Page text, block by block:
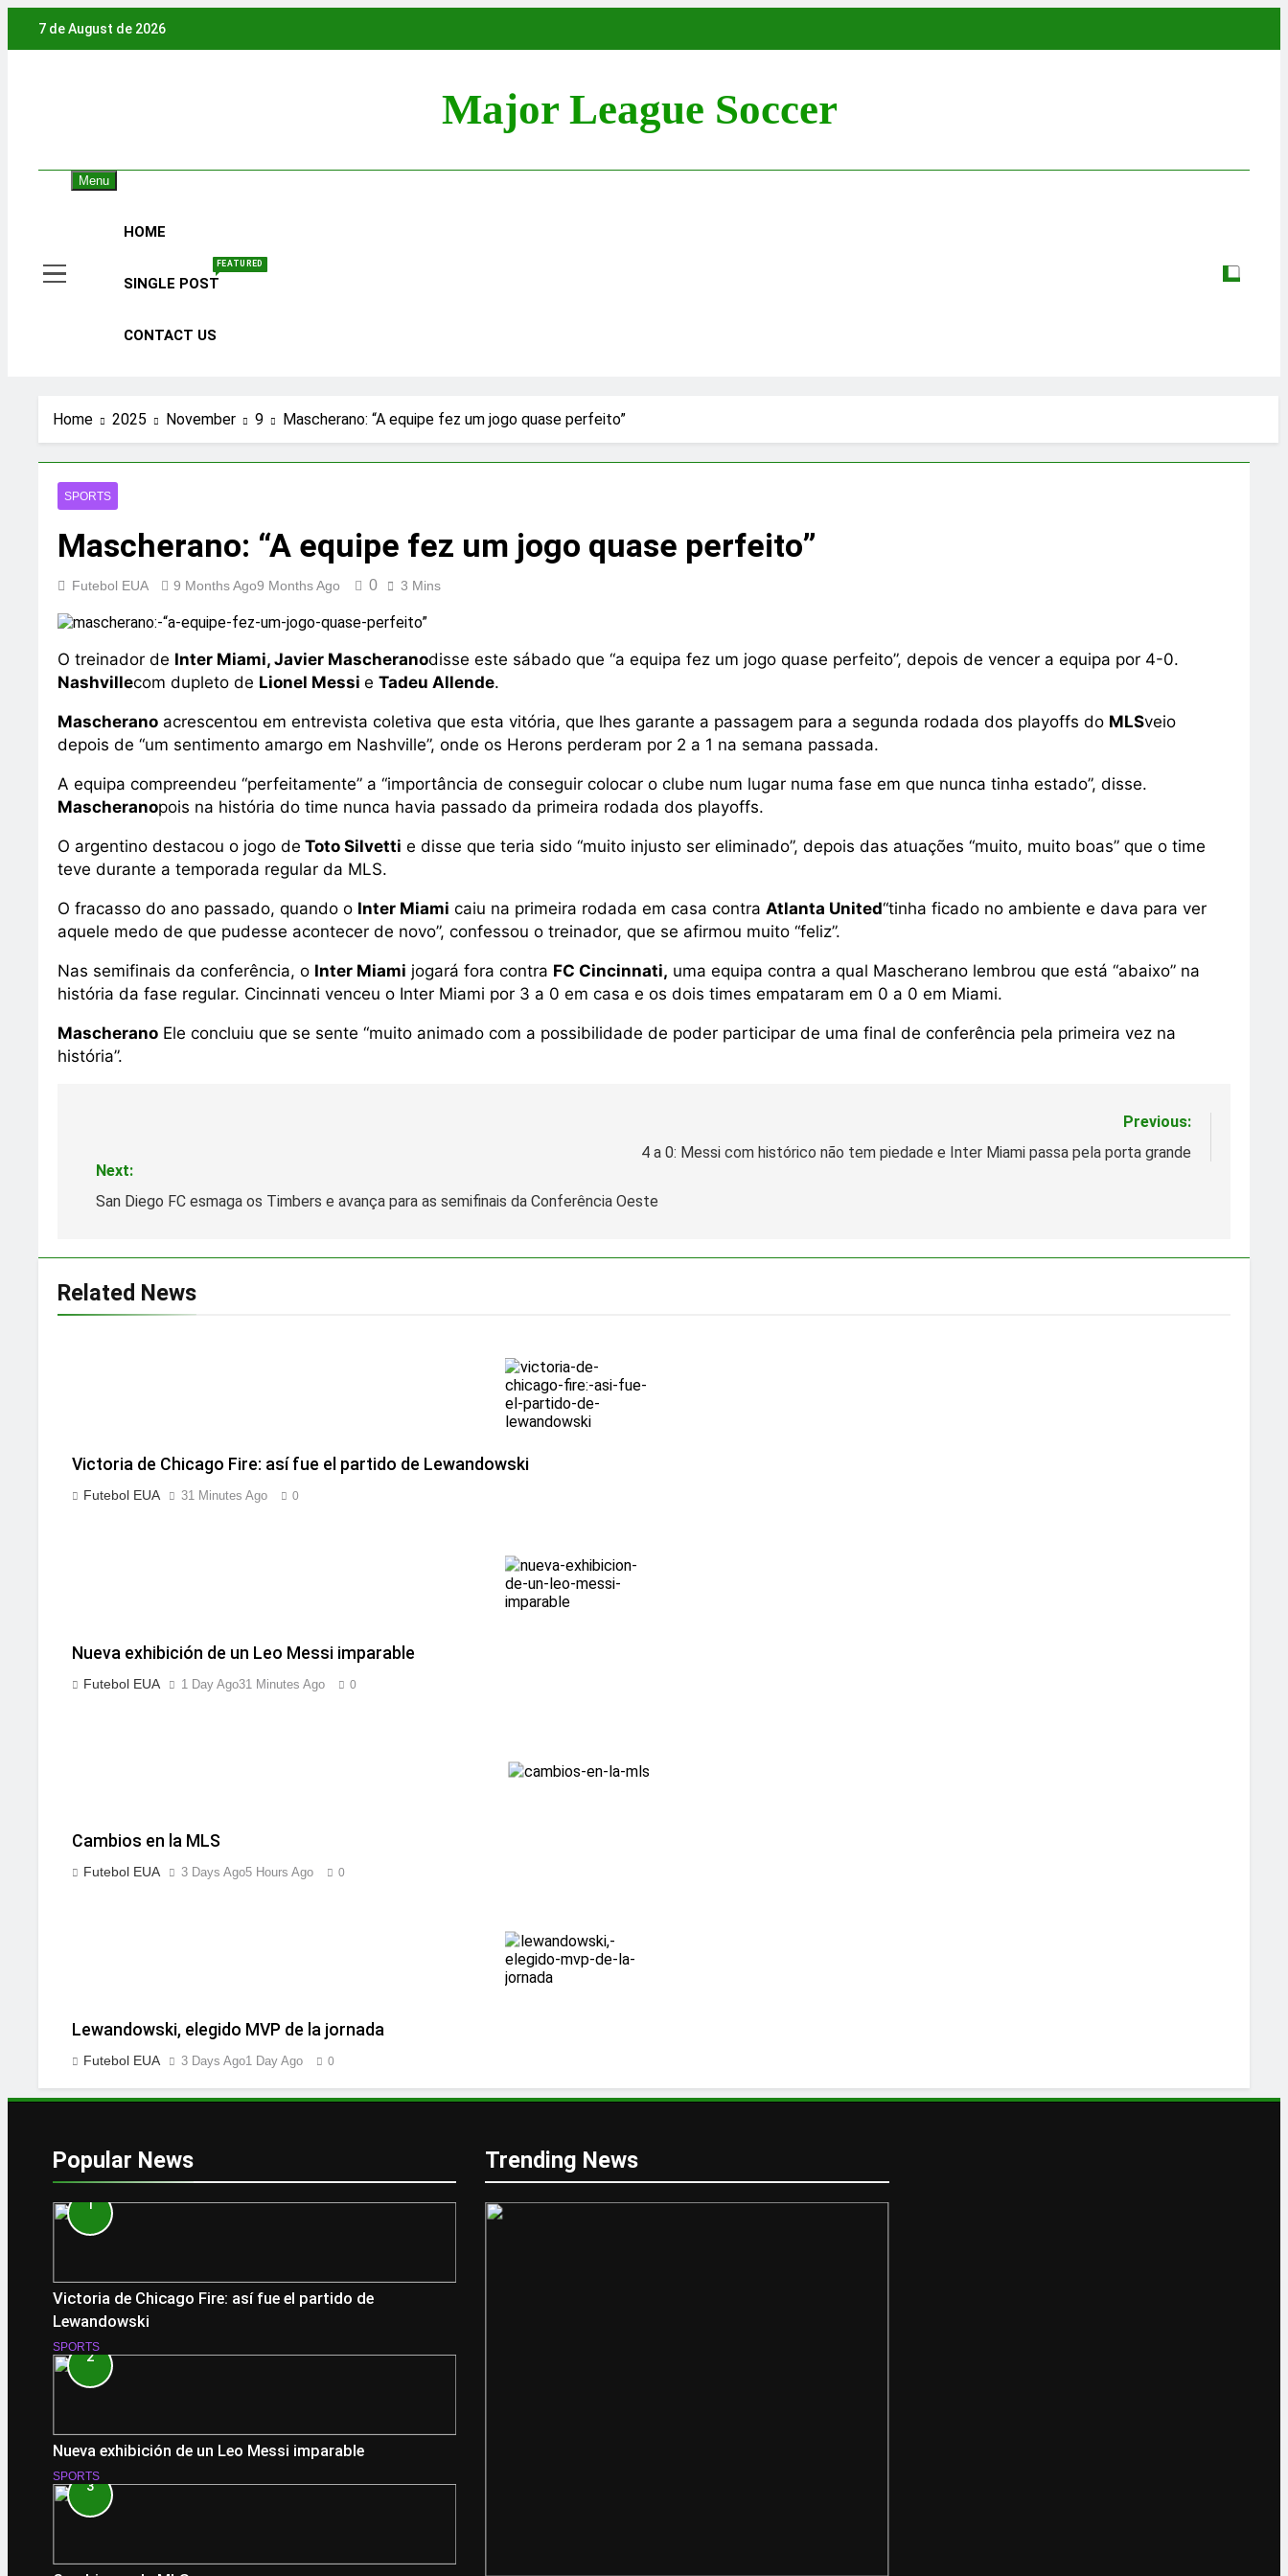
content
7 de August de 2026
Major League Soccer
Menu
HOME
SINGLE POST
FEATURED
CONTACT US
Home 2025 November 9 Mascherano: “A equipe fez um jogo quase perfeito”
SPORTS
Mascherano: “A equipe fez um jogo quase perfeito”
Futebol EUA 9 Months Ago9 Months Ago 0 3 Mins
O treinador de Inter Miami, Javier Mascheranodisse este sábado que “a equipa fez um jogo quase perfeito”, depois de vencer a equipa por 4-0.
Nashvillecom dupleto de Lionel Messi e Tadeu Allende.
Mascherano acrescentou em entrevista coletiva que esta vitória, que lhes garante a passagem para a segunda rodada dos playoffs do MLSveio
depois de “um sentimento amargo em Nashville”, onde os Herons perderam por 2 a 1 na semana passada.
A equipa compreendeu “perfeitamente” a “importância de conseguir colocar o clube num lugar numa fase em que nunca tinha estado”, disse.
Mascheranopois na história do time nunca havia passado da primeira rodada dos playoffs.
O argentino destacou o jogo de Toto Silvetti e disse que teria sido “muito injusto ser eliminado”, depois das atuações “muito, muito boas” que o time
teve durante a temporada regular da MLS.
O fracasso do ano passado, quando o Inter Miami caiu na primeira rodada em casa contra Atlanta United“tinha ficado no ambiente e dava para ver
aquele medo de que pudesse acontecer de novo”, confessou o treinador, que se afirmou muito “feliz”.
Nas semifinais da conferência, o Inter Miami jogará fora contra FC Cincinnati, uma equipa contra a qual Mascherano lembrou que está “abaixo” na
história da fase regular. Cincinnati venceu o Inter Miami por 3 a 0 em casa e os dois times empataram em 0 a 0 em Miami.
Mascherano Ele concluiu que se sente “muito animado com a possibilidade de poder participar de uma final de conferência pela primeira vez na
história”.
Previous:
4 a 0: Messi com histórico não tem piedade e Inter Miami passa pela porta grande
Next:
San Diego FC esmaga os Timbers e avança para as semifinais da Conferência Oeste
Related News
Victoria de Chicago Fire: así fue el partido de Lewandowski
Futebol EUA 31 Minutes Ago 0
Nueva exhibición de un Leo Messi imparable
Futebol EUA 1 Day Ago31 Minutes Ago 0
Cambios en la MLS
Futebol EUA 3 Days Ago5 Hours Ago 0
Lewandowski, elegido MVP de la jornada
Futebol EUA 3 Days Ago1 Day Ago 0
Popular News
1
Victoria de Chicago Fire: así fue el partido de
Lewandowski
SPORTS
2
Nueva exhibición de un Leo Messi imparable
SPORTS
3
Trending News